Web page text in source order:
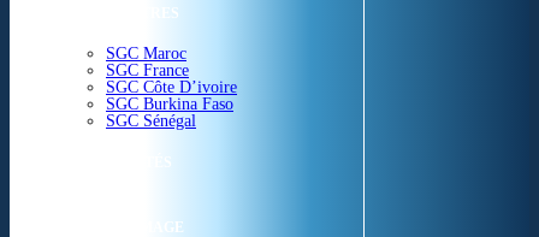
NOS CENTRES
SGC Maroc
SGC France
SGC Côte D’ivoire
SGC Burkina Faso
SGC Sénégal
ACTUALITÉS
SGC EN IMAGE